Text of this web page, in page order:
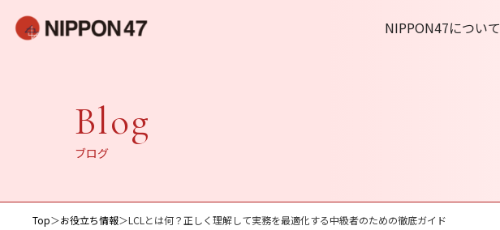
NIPPON47について
Blog
ブログ
Top＞お役立ち情報＞LCLとは何？正しく理解して実務を最適化する中級者のための徹底ガイド